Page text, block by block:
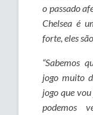
o passado
Chelsea é
forte, eles
“Sabemos
jogo muito
jogo que
podemos